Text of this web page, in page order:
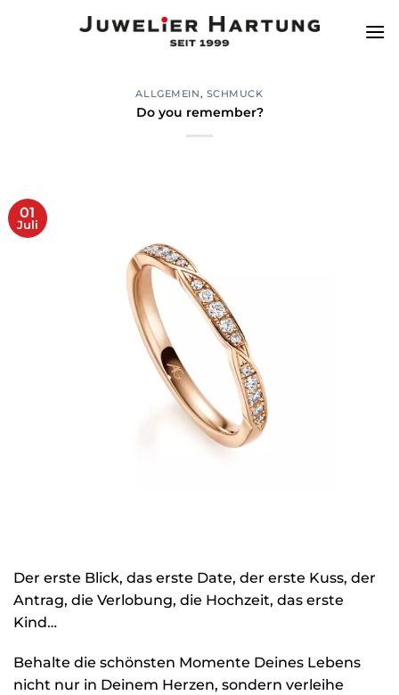
ALLGEMEIN, SCHMUCK
Do you remember?
01
Juli
Der erste Blick, das erste Date, der erste Kuss, der
Antrag, die Verlobung, die Hochzeit, das erste
Kind…
Behalte die schönsten Momente Deines Lebens
nicht nur in Deinem Herzen, sondern verleihe